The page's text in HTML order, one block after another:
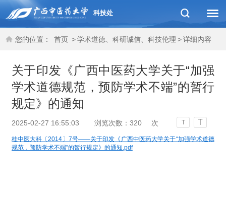
科技处
您的位置： 首页 >学术道德、科研诚信、科技伦理 >详细内容
关于印发《广西中医药大学关于“加强
学术道德规范，预防学术不端”的暂行
规定》的通知
2025-02-27 16:55:03 浏览次数： 320 次 T T
桂中医大科〔2014〕7号——关于印发《广西中医药大学关于“加强学术道德
规范，预防学术不端”的暂行规定》的通知.pdf